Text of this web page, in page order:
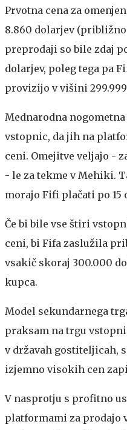
Prvotna cena za
8.860 dolarjev (približno
preprodaji so bile zdaj
dolarjev, poleg tega pa
provizijo v višini
Mednarodna
vstopnic, da jih na
ceni. Omejitve veljajo -
- le za tekme v Mehiki.
morajo Fifi plačati po
Če bi bile vse štiri
ceni, bi Fifa zaslužila
vsakič skoraj 300.000
kupca.
Model sekundarnega
praksam na trgu
v državah gostiteljicah,
izjemno visokih cen
V nasprotju s profitno
platformami za prodajo